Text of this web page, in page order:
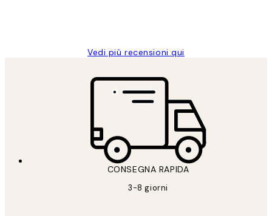
Vedi più recensioni qui
CONSEGNA RAPIDA
3-8 giorni